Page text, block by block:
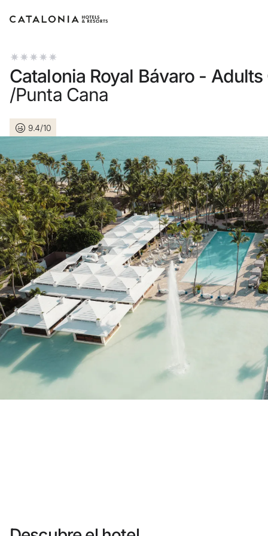
Inicia sesión en tu cuenta
Iniciar sesión
¿Olvidaste tu contraseña?
o usa una de estas opciones
Entra con Google
Iniciar sesión solo con mail
¿Aún no tienes cuenta?
Crear una cuenta
Disfruta los beneficios de formar parte de
Mejor precio garantizado
Catalonia Royal Bávaro - Adults
/Punta Cana
9.4/10